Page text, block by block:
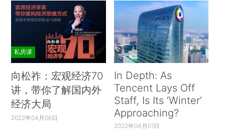
私房课
向松祚：宏观经济70
讲，带你了解国内外
经济大局
2022年04月06日
In Depth: As
Tencent Lays Off
Staff, Is Its ‘Winter’
Approaching?
2022年04月01日